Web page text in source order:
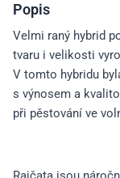
Popis
Velmi raný hybrid
tvaru i velikosti
V tomto hybridu
s výnosem a
při pěstování ve